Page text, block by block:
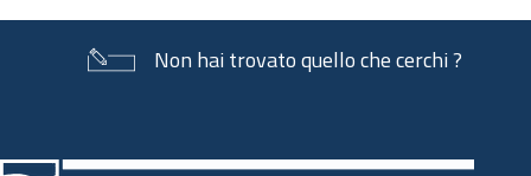
Non hai trovato quello che cerchi ?
di